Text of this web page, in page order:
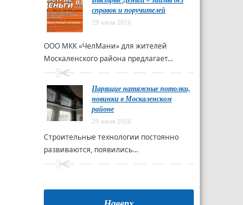
справок и поручителей
29 июля 2026
ООО МКК «ЧелМани» для жителей
Москаленского района предлагает...
Парящие натяжные потолки,
новинки в Москаленском
районе
29 июля 2026
Строительные технологии постоянно
развиваются, появились...